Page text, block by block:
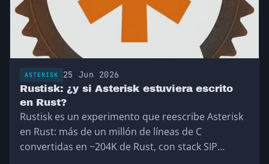
ASTERISK 25 Jun 2026
Rustisk: ¿y si Asterisk estuviera escrito
en Rust?
Rustisk es un experimento que reescribe Asterisk
en Rust: más de un millón de líneas de C
convertidas en ~204K de Rust, con stack SIP